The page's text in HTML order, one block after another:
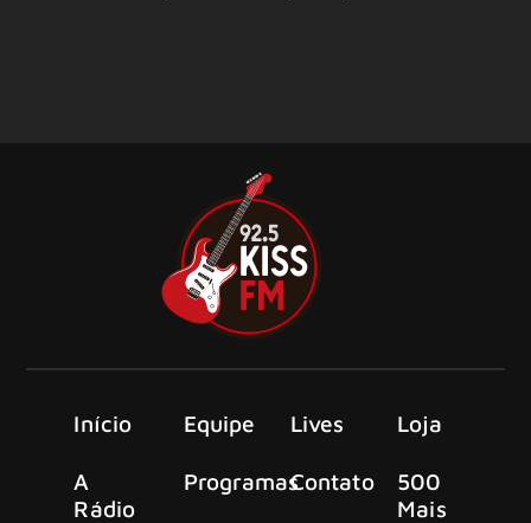
Início
A
Rádio
Equipe
Programas
Lives
Contato
Loja
500
Mais